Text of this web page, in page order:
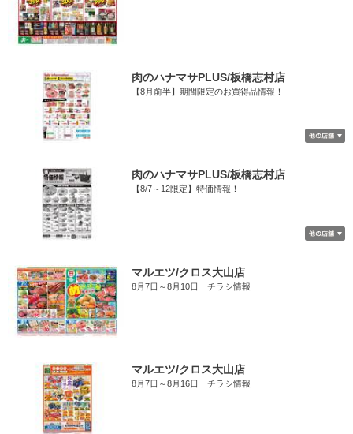
肉のハナマサPLUS/板橋志村店
【8月前半】期間限定のお買得品情報！
肉のハナマサPLUS/板橋志村店
【8/7～12限定】特価情報！
マルエツ/クロス大山店
8月7日～8月10日 チラシ情報
マルエツ/クロス大山店
8月7日～8月16日 チラシ情報